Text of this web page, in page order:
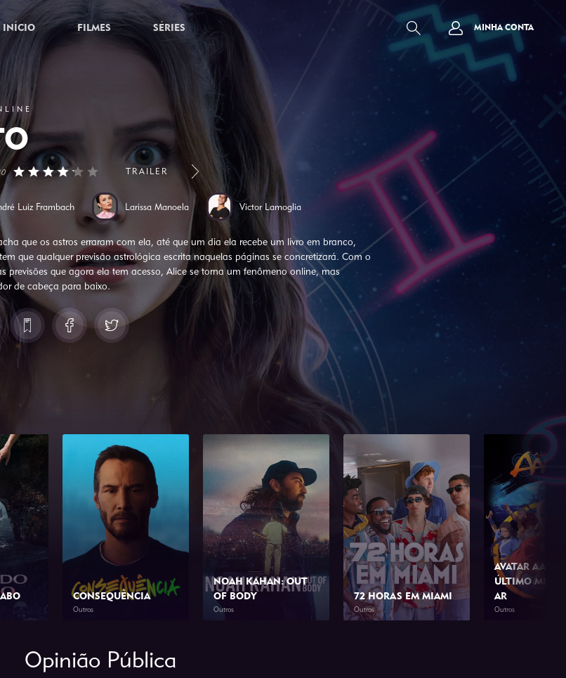
INÍCIO FILMES SÉRIES MINHA CONTA
TRAILER
Luiz Frambach Larissa Manoela Victor Lamoglia
que os astros erraram com ela, até que um dia ela recebe um livro em branco,
que qualquer previsão astrológica escrita naquelas páginas se concretizará. Com o
previsões que agora ela tem acesso, Alice se torna um fenômeno online, mas
de cabeça para baixo.
CONSEQUÊNCIA
Outros
NOAH KAHAN: OUT
OF BODY
Outros
72 HORAS EM MIAMI
Outros
AVATAR AANG:
ÚLTIMO
AR
Outros
Opinião Pública